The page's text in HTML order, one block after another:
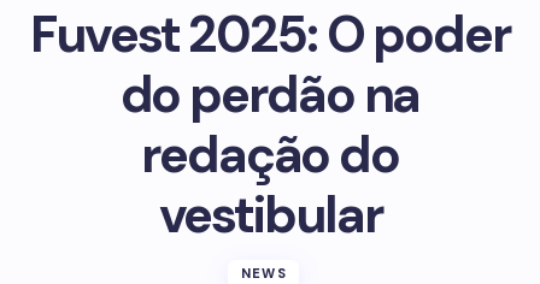
Fuvest 2025: O poder
do perdão na
redação do
vestibular
NEWS